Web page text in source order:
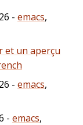
- emacs,
et un aperçu
- emacs,
- emacs,